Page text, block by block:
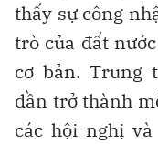
thấy sự công
trò của đất
cơ bản. Trung
dần trở thành
các hội nghị